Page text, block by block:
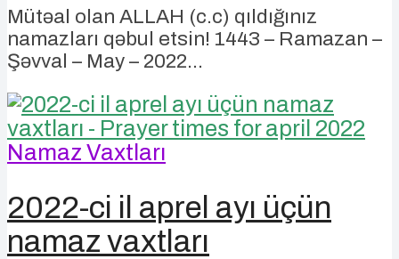
Mütəal olan ALLAH (c.c) qıldığınız
namazları qəbul etsin! 1443 – Ramazan –
Şəvval – May – 2022...
Namaz Vaxtları
2022-ci il aprel ayı üçün
namaz vaxtları